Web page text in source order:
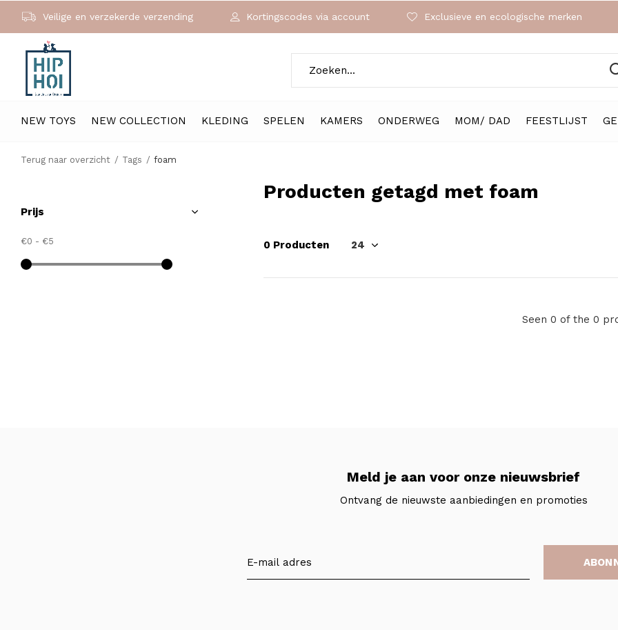
NEW TOYS NEW COLLECTION KLEDING SPELEN KAMERS ONDERWEG MOM/ DAD FEESTLIJST
Veilige en verzekerde verzending Kortingscodes via account Exclusieve en ecologische merken
Terug naar overzicht Tags foam
Producten getagd met foam
0 Producten
Seen 0 of the 0
Prijs
€0 - €5
Meld je aan voor onze nieuwsbrief
Ontvang de nieuwste aanbiedingen en promoties